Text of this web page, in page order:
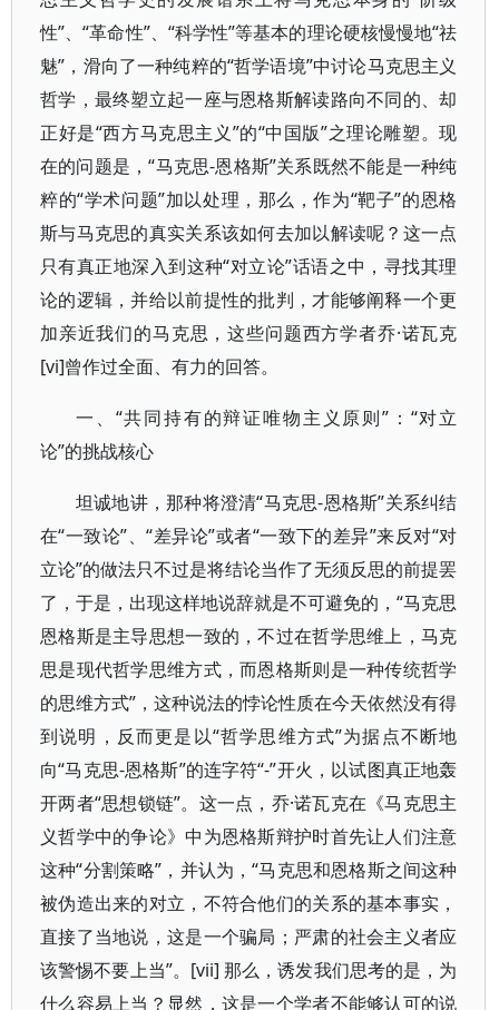
性”、“革命性”、“科学性”等基本的理论硬核慢慢地“祛
魅”，滑向了一种纯粹的“哲学语境”中讨论马克思主义
哲学，最终塑立起一座与恩格斯解读路向不同的、却
正好是“西方马克思主义”的“中国版”之理论雕塑。现
在的问题是，“马克思-恩格斯”关系既然不能是一种纯
粹的“学术问题”加以处理，那么，作为“靶子”的恩格
斯与马克思的真实关系该如何去加以解读呢？这一点
只有真正地深入到这种“对立论”话语之中，寻找其理
论的逻辑，并给以前提性的批判，才能够阐释一个更
加亲近我们的马克思，这些问题西方学者乔·诺瓦克
[vi]曾作过全面、有力的回答。
一、“共同持有的辩证唯物主义原则”：“对立
论”的挑战核心
坦诚地讲，那种将澄清“马克思-恩格斯”关系纠结
在“一致论”、“差异论”或者“一致下的差异”来反对“对
立论”的做法只不过是将结论当作了无须反思的前提罢
了，于是，出现这样地说辞就是不可避免的，“马克思
恩格斯是主导思想一致的，不过在哲学思维上，马克
思是现代哲学思维方式，而恩格斯则是一种传统哲学
的思维方式”，这种说法的悖论性质在今天依然没有得
到说明，反而更是以“哲学思维方式”为据点不断地
向“马克思-恩格斯”的连字符“-”开火，以试图真正地轰
开两者“思想锁链”。这一点，乔·诺瓦克在《马克思主
义哲学中的争论》中为恩格斯辩护时首先让人们注意
这种“分割策略”，并认为，“马克思和恩格斯之间这种
被伪造出来的对立，不符合他们的关系的基本事实，
直接了当地说，这是一个骗局；严肃的社会主义者应
该警惕不要上当”。[vii] 那么，诱发我们思考的是，为
什么容易上当？显然，这是一个学者不能够认可的说